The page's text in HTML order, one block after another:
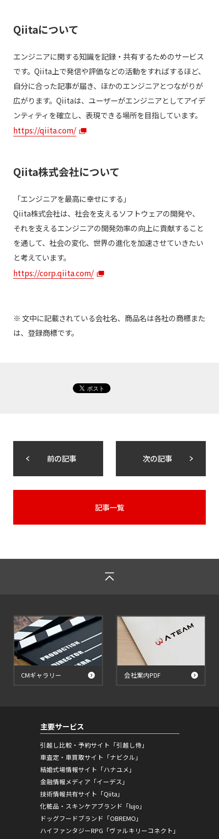
Qiitaについて
エンジニアに関する知識を記録・共有するためのサービス
です。Qiita上で発信や評価などの活動をすればするほど、
自分に合った記事が届き、ほかのエンジニアとつながりが
広がります。Qiitaは、ユーザーがエンジニアとしてアイデ
ンティティを確立し、表現できる場所を目指しています。
https://qiita.com/
Qiita株式会社について
「エンジニアを最高に幸せにする」
Qiita株式会社は、社会を支えるソフトウェアの開発や、
それを支えるエンジニアの開発効率の向上に貢献すること
を通して、社会の変化、世界の進化を加速させていきたい
と考えています。
https://corp.qiita.com/
※ 文中に記載されている会社名、商品名は各社の商標また
は、登録商標です。
前の記事 次の記事
記事一覧
CMギャラリー 会社案内PDF
主要サービス
引越し比較・予約サイト「引越し侍」
車査定・車買取サイト「ナビクル」
結婚式場情報サイト「ハナユメ」
金融情報メディア「イーデス」
技術情報共有サイト「Qiita」
化粧品・スキンケアブランド「lujo」
ドッグフードブランド「OBREMO」
ハイファンタジーRPG「ヴァルキリーコネクト」